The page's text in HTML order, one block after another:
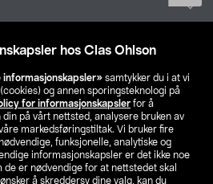
hos Clas Ohlson
informasjonskapsler» samtykker du i at vi
og annen sporingsteknologi på
for informasjonskapsler for å
på vårt nettsted, analysere bruken av
markedsføringstiltak. Vi bruker fire
funksjonelle, analytiske og
informasjonskapsler er det ikke noe
de er nødvendige for at nettstedet skal
å skreddersy dine valg, kan du
Finn din butikk
NO FI